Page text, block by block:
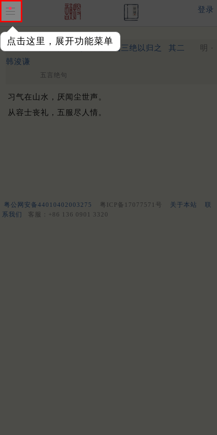
点击这里，展开功能菜单
登录
刘老人苦索诗。步玄翁相国三绝以归之 其二
明 ·
韩浚谦
五言绝句
习气在山水，厌闻尘世声。
从容士丧礼，五服尽人情。
粤公网安备44010402003275 粤ICP备17077571号 关于本站
联
系我们
客服：+86 136 0901 3320